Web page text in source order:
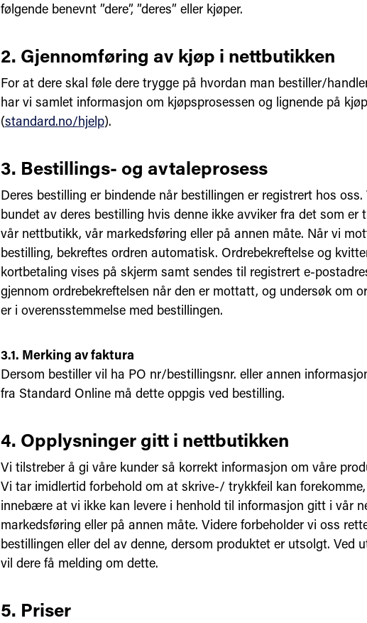
følgende benevnt ”dere”, ”deres” eller kjøper.
2. Gjennomføring av kjøp i nettbutikken
For at dere skal føle dere trygge på hvordan man bestiller/
har vi samlet informasjon om kjøpsprosessen og lignende på
(standard.no/hjelp).
3. Bestillings- og avtaleprosess
Deres bestilling er bindende når bestillingen er registrert hos
bundet av deres bestilling hvis denne ikke avviker fra det som er
vår nettbutikk, vår markedsføring eller på annen måte. Når vi
bestilling, bekreftes ordren automatisk. Ordrebekreftelse og
kortbetaling vises på skjerm samt sendes til registrert e-
gjennom ordrebekreftelsen når den er mottatt, og undersøk om
er i overensstemmelse med bestillingen.
3.1. Merking av faktura
Dersom bestiller vil ha PO nr/bestillingsnr. eller annen
fra Standard Online må dette oppgis ved bestilling.
4. Opplysninger gitt i nettbutikken
Vi tilstreber å gi våre kunder så korrekt informasjon om våre
Vi tar imidlertid forbehold om at skrive-/ trykkfeil kan
innebære at vi ikke kan levere i henhold til informasjon gitt i vår
markedsføring eller på annen måte. Videre forbeholder vi oss
bestillingen eller del av denne, dersom produktet er utsolgt. Ved
vil dere få melding om dette.
5. Priser